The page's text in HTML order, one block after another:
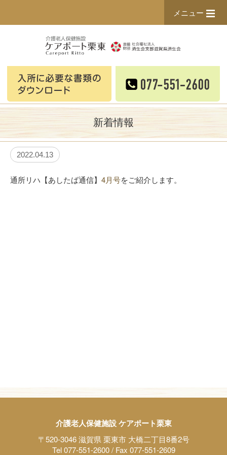
メニュー
新着情報
2022.04.13
通所リハ【あしたば通信】 4月号をご紹介します。
介護老人保健施設 ケアポート栗東
〒520-3046 滋賀県 栗東市 大橋二丁目8番2号
Tel 077-551-2600 / Fax 077-551-2609